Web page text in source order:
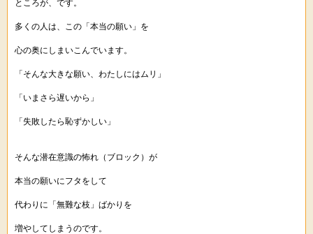
ところが、です。
多くの人は、この「本当の願い」を
心の奥にしまいこんでいます。
「そんな大きな願い、わたしにはムリ」
「いまさら遅いから」
「失敗したら恥ずかしい」
そんな潜在意識の怖れ（ブロック）が
本当の願いにフタをして
代わりに「無難な枝」ばかりを
増やしてしまうのです。